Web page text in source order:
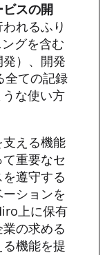
スの開
れるふり
グを含む
）、開発
全ての記録
な使い方
える機能
重要なセ
遵守する
ションを
上に保有
の求める
機能を提